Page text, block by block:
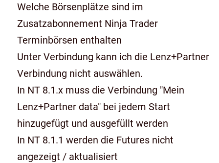
Welche Börsenplätze sind im
Zusatzabonnement Ninja Trader
Terminbörsen enthalten
Unter Verbindung kann ich die Lenz+Partner
Verbindung nicht auswählen.
In NT 8.1.x muss die Verbindung "Mein
Lenz+Partner data" bei jedem Start
hinzugefügt und ausgefüllt werden
In NT 8.1.1 werden die Futures nicht
angezeigt / aktualisiert